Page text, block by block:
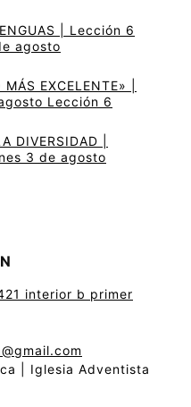
| Lección 6
agosto
EXCELENTE» |
Lección 6
DIVERSIDAD |
3 de agosto
interior b primer
| Iglesia Adventista